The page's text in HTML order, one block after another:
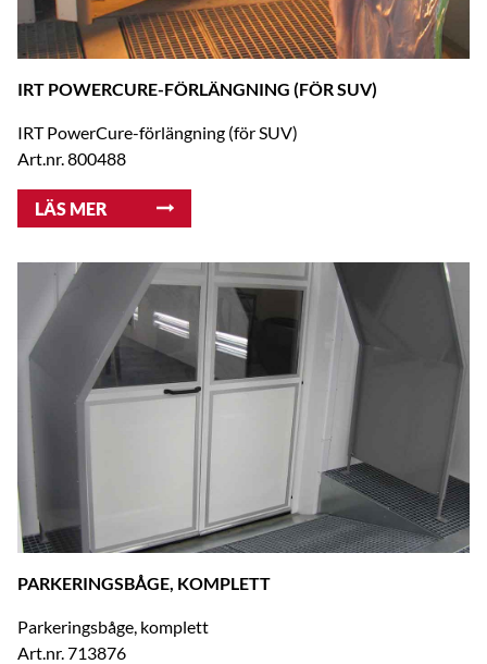
IRT POWERCURE-FÖRLÄNGNING (FÖR SUV)
IRT PowerCure-förlängning (för SUV)
Art.nr. 800488
LÄS MER
PARKERINGSBÅGE, KOMPLETT
Parkeringsbåge, komplett
Art.nr. 713876